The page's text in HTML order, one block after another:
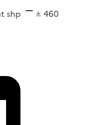
shp
460